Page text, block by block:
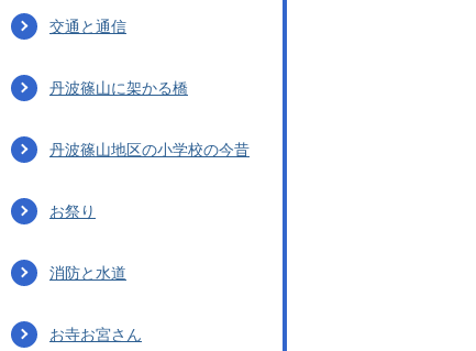
交通と通信
丹波篠山に架かる橋
丹波篠山地区の小学校の今昔
お祭り
消防と水道
お寺お宮さん